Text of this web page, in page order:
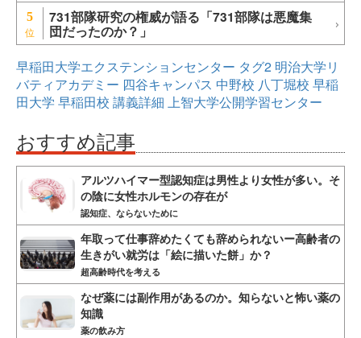
5 731部隊研究の権威が語る「731部隊は悪魔集
団だったのか？」
早稲田大学エクステンションセンター タグ2 明治大学リ
バティアカデミー 四谷キャンパス 中野校 八丁堀校 早稲
田大学 早稲田校 講義詳細 上智大学公開学習センター
おすすめ記事
アルツハイマー型認知症は男性より女性が多い。そ
の陰に女性ホルモンの存在が
認知症、ならないために
年取って仕事辞めたくても辞められないー高齢者の
生きがい就労は「絵に描いた餅」か？
超高齢時代を考える
なぜ薬には副作用があるのか。知らないと怖い薬の
知識
薬の飲み方